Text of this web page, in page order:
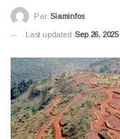
Par Siaminfos
Last updated Sep 26, 2025